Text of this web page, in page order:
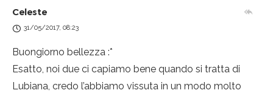
Celeste
31/05/2017, 08:23
Buongiorno bellezza :*
Esatto, noi due ci capiamo bene quando si tratta di
Lubiana, credo l’abbiamo vissuta in un modo molto